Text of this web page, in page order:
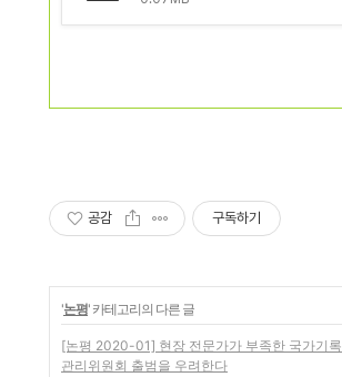
공감 구독하기
'논평' 카테고리의 다른 글
[논평 2020-01] 현장 전문가가 부족한 국가기록
관리위원회 출범을 우려한다